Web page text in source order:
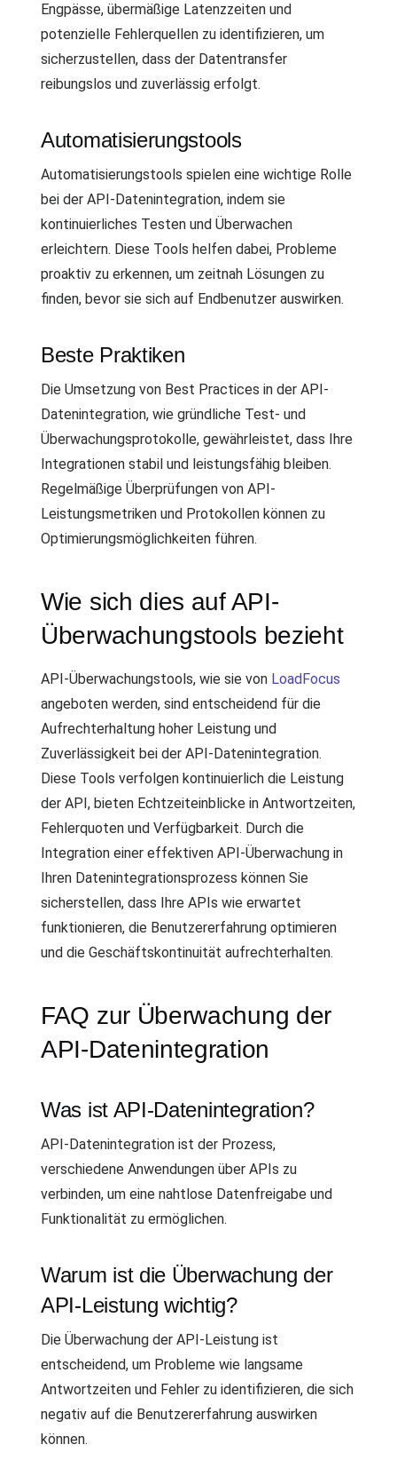
Engpässe, übermäßige Latenzzeiten und
potenzielle Fehlerquellen zu identifizieren, um
sicherzustellen, dass der Datentransfer
reibungslos und zuverlässig erfolgt.
Automatisierungstools
Automatisierungstools spielen eine wichtige Rolle
bei der API-Datenintegration, indem sie
kontinuierliches Testen und Überwachen
erleichtern. Diese Tools helfen dabei, Probleme
proaktiv zu erkennen, um zeitnah Lösungen zu
finden, bevor sie sich auf Endbenutzer auswirken.
Beste Praktiken
Die Umsetzung von Best Practices in der API-
Datenintegration, wie gründliche Test- und
Überwachungsprotokolle, gewährleistet, dass Ihre
Integrationen stabil und leistungsfähig bleiben.
Regelmäßige Überprüfungen von API-
Leistungsmetriken und Protokollen können zu
Optimierungsmöglichkeiten führen.
Wie sich dies auf API-
Überwachungstools bezieht
API-Überwachungstools, wie sie von LoadFocus
angeboten werden, sind entscheidend für die
Aufrechterhaltung hoher Leistung und
Zuverlässigkeit bei der API-Datenintegration.
Diese Tools verfolgen kontinuierlich die Leistung
der API, bieten Echtzeiteinblicke in Antwortzeiten,
Fehlerquoten und Verfügbarkeit. Durch die
Integration einer effektiven API-Überwachung in
Ihren Datenintegrationsprozess können Sie
sicherstellen, dass Ihre APIs wie erwartet
funktionieren, die Benutzererfahrung optimieren
und die Geschäftskontinuität aufrechterhalten.
FAQ zur Überwachung der
API-Datenintegration
Was ist API-Datenintegration?
API-Datenintegration ist der Prozess,
verschiedene Anwendungen über APIs zu
verbinden, um eine nahtlose Datenfreigabe und
Funktionalität zu ermöglichen.
Warum ist die Überwachung der
API-Leistung wichtig?
Die Überwachung der API-Leistung ist
entscheidend, um Probleme wie langsame
Antwortzeiten und Fehler zu identifizieren, die sich
negativ auf die Benutzererfahrung auswirken
können.